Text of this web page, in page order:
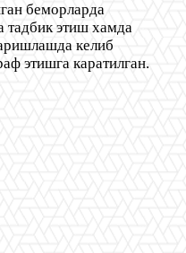
беморларда
тадбик этиш хамда
келиб
этишга каратилган.